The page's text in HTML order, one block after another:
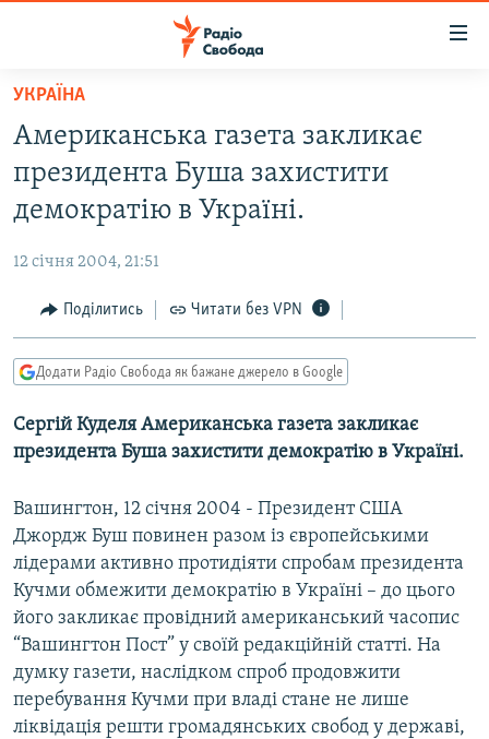
Перейти
основного
матеріалу
Перейти
до
основної
Перейти
до
пошуку
ВСЕ ЗА ДОБУ
СТАТТІ
СУСПІЛЬСТВО
УКРАЇНА
РОСІЙСЬКА «ФІЛЬТРАЦІЯ»
ДОНБАС.РЕАЛІЇ
ТИ ЯК?
СХЕМИ
КИТАЙ.ВИКЛИКИ
МУЛЬТИМЕДІА
ФОТО
СПЕЦПРОЄКТИ
ПОДКАСТИ
КРИМ РЕАЛІЇ
РУС
УКРАЇНА
Американська газета закликає
президента Буша захистити
демократію в Україні.
12 січня 2004, 21:51
Поділитись Читати без VPN
Додати Радіо Свобода як бажане джерело в Google
Сергій Куделя Американська газета закликає
президента Буша захистити демократію в Україні.
Вашингтон, 12 січня 2004 - Президент США
Джордж Буш повинен разом із європейськими
лідерами активно протидіяти спробам президента
Кучми обмежити демократію в Україні – до цього
його закликає провідний американський часопис
“Вашингтон Пост” у своїй редакційній статті. На
думку газети, наслідком спроб продовжити
перебування Кучми при владі стане не лише
ліквідація решти громадянських свобод у державі,